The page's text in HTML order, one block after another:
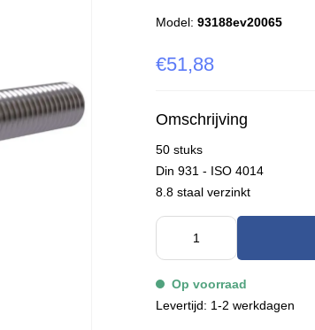
Model: 93188ev20065
€51,88
Omschrijving
50 stuks
Din 931 - ISO 4014
8.8 staal verzinkt
Op voorraad
Levertijd: 1-2 werkdagen